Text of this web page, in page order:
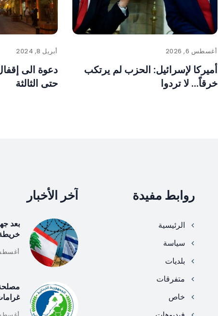
أغسطس 6, 2026
أميركا لإسرائيل: الحزب لم يرتكب
خرقاً… لا تردوا
أبريل 8, 2024
دعوة الى
حتى الثالثة
روابط مفيدة
الرئيسية
سياسة
بلديات
متفرقات
خاص
آخر الأخبار
بعد
أغسطس 9,